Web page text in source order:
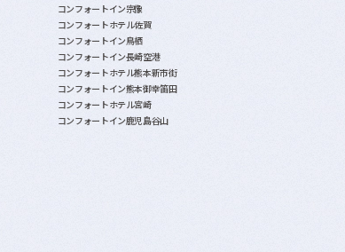
コンフォートイン宗像
コンフォートホテル佐賀
コンフォートイン鳥栖
コンフォートイン長崎空港
コンフォートホテル熊本新市街
コンフォートイン熊本御幸笛田
コンフォートホテル宮崎
コンフォートイン鹿児島谷山